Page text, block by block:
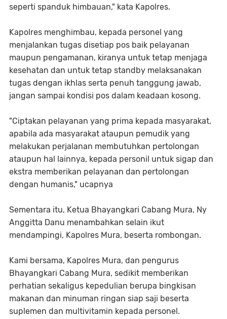
seperti spanduk himbauan," kata Kapolres.
Kapolres menghimbau, kepada personel yang
menjalankan tugas disetiap pos baik pelayanan
maupun pengamanan, kiranya untuk tetap menjaga
kesehatan dan untuk tetap standby melaksanakan
tugas dengan ikhlas serta penuh tanggung jawab,
jangan sampai kondisi pos dalam keadaan kosong.
"Ciptakan pelayanan yang prima kepada masyarakat,
apabila ada masyarakat ataupun pemudik yang
melakukan perjalanan membutuhkan pertolongan
ataupun hal lainnya, kepada personil untuk sigap dan
ekstra memberikan pelayanan dan pertolongan
dengan humanis," ucapnya
Sementara itu, Ketua Bhayangkari Cabang Mura, Ny
Anggitta Danu menambahkan selain ikut
mendampingi, Kapolres Mura, beserta rombongan.
Kami bersama, Kapolres Mura, dan pengurus
Bhayangkari Cabang Mura, sedikit memberikan
perhatian sekaligus kepedulian berupa bingkisan
makanan dan minuman ringan siap saji beserta
suplemen dan multivitamin kepada personel.